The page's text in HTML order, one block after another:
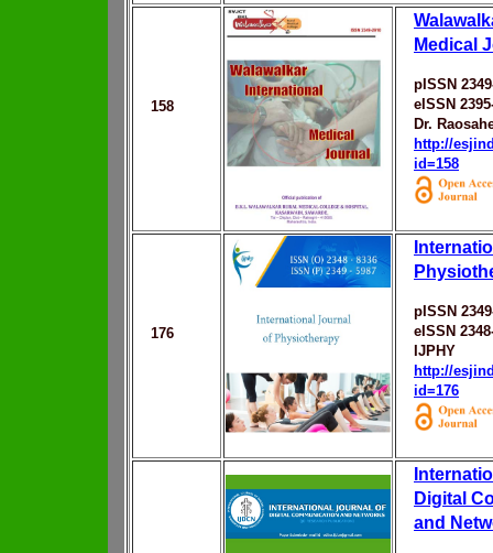
158
Medical
pISSN
eISSN
Dr.
http://
id=158
176
pISSN
eISSN
IJPHY
http://
id=176
Digital
and